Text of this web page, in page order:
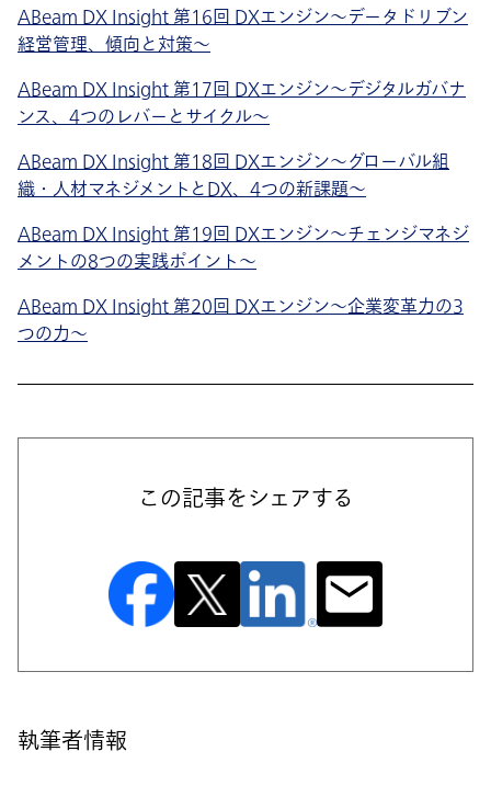
ABeam DX Insight 第16回 DXエンジン〜データドリブン
経営管理、傾向と対策～
ABeam DX Insight 第17回 DXエンジン〜デジタルガバナ
ンス、4つのレバーとサイクル～
ABeam DX Insight 第18回 DXエンジン〜グローバル組
織・人材マネジメントとDX、4つの新課題～
ABeam DX Insight 第19回 DXエンジン～チェンジマネジ
メントの8つの実践ポイント～
ABeam DX Insight 第20回 DXエンジン～企業変革力の3
つの力～
この記事をシェアする
執筆者情報